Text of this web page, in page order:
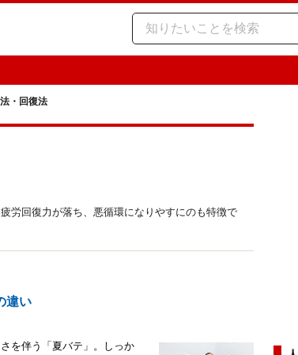
・回復法
労回復力が落ち、悪循環になりやすにのも特徴で
違い
を伴う「夏バテ」。しっか